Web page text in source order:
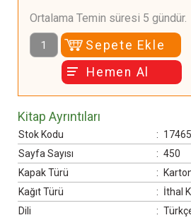
Ortalama Temin süresi 5 gündür.
Sepete Ekle
Hemen Al
Kitap Ayrıntıları
Stok Kodu :
Sayfa Sayısı
: 450
Kapak Türü
:
Kağıt Türü
: İthal
Dili
: